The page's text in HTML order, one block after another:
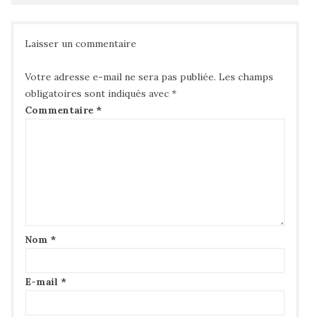
Laisser un commentaire
Votre adresse e-mail ne sera pas publiée. Les champs
obligatoires sont indiqués avec *
Commentaire *
Nom *
E-mail *